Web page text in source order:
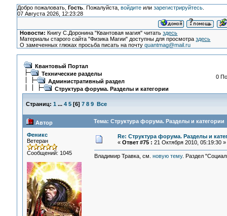
Добро пожаловать, Гость. Пожалуйста, войдитеили зарегистрируйтесь.
07 Августа 2026, 12:23:28
Новости: Книгу С.Доронина "Квантовая магия" читатьздесь
Материалы старого сайта "Физика Магии" доступны для просмотраздесь
О замеченных глюках просьба писать на почтуquantmag@mail.ru
Квантовый Портал
Технические разделы
Административный раздел
Структура форума. Разделы и категории
0
Страниц: 1 ... 4 5[6] 7 8 9 Все
Автор Тема: Структура форума. Разделы и категории
Феникс
Ветеран
Сообщений: 1045
Re: Структура форума. Разделы и
« Ответ #75 : 21 Октября 2010, 05:19:30 »
Владимир Травка, см. новую тему. Раздел